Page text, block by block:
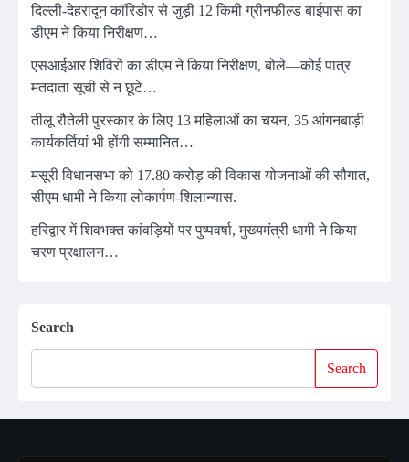
दिल्ली-देहरादून कॉरिडोर से जुड़ी 12 किमी ग्रीनफील्ड बाईपास का
डीएम ने किया निरीक्षण…
एसआईआर शिविरों का डीएम ने किया निरीक्षण, बोले—कोई पात्र
मतदाता सूची से न छूटे…
तीलू रौतेली पुरस्कार के लिए 13 महिलाओं का चयन, 35 आंगनबाड़ी
कार्यकर्तियां भी होंगी सम्मानित…
मसूरी विधानसभा को 17.80 करोड़ की विकास योजनाओं की सौगात,
सीएम धामी ने किया लोकार्पण-शिलान्यास.
हरिद्वार में शिवभक्त कांवड़ियों पर पुष्पवर्षा, मुख्यमंत्री धामी ने किया
चरण प्रक्षालन…
Search
Search